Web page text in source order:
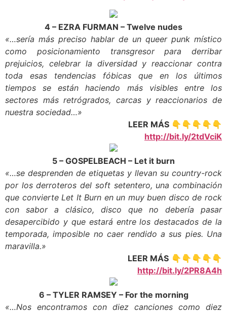
4 – EZRA FURMAN – Twelve nudes
«…sería más preciso hablar de un queer punk místico
como posicionamiento transgresor para derribar
prejuicios, celebrar la diversidad y reaccionar contra
toda esas tendencias fóbicas que en los últimos
tiempos se están haciendo más visibles entre los
sectores más retrógrados, carcas y reaccionarios de
nuestra sociedad…»
LEER MÁS 👇👇👇👇👇
http://bit.ly/2tdVciK
5 – GOSPELBEACH – Let it burn
«…se desprenden de etiquetas y llevan su country-rock
por los derroteros del soft setentero, una combinación
que convierte Let It Burn en un muy buen disco de rock
con sabor a clásico, disco que no debería pasar
desapercibido y que estará entre los destacados de la
temporada, imposible no caer rendido a sus pies. Una
maravilla.»
LEER MÁS 👇👇👇👇👇
http://bit.ly/2PR8A4h
6 – TYLER RAMSEY – For the morning
«…Nos encontramos con diez canciones como diez